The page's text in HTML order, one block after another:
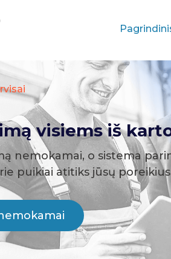
visiems iš
nemokamai, o sistema
puikiai atitiks jūsų